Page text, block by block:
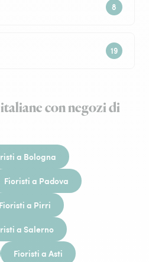
con negozi di
a Bologna
Fioristi a Padova
Fioristi a Pirri
a Salerno
Fioristi a Asti